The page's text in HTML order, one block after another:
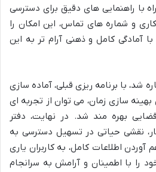
با راهنمایی های دقیق برای دسترسی
و شماره های تماس، این امکان را
آمادگی کامل و ذهنی آرام تر به این
شد، با برنامه ریزی قبلی، آماده سازی
بهینه سازی زمان، می توان از تجربه ای
بهره مند شد. در نهایت، دفتر
نقشی حیاتی در تسهیل دسترسی به
آوردن اطلاعات کامل، به کاربران یاری
را با اطمینان و آرامش به سرانجام